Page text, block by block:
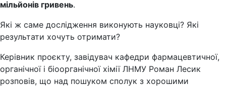
мільйонів гривень.
Які ж саме дослідження виконують науковці? Які
результати хочуть отримати?
Керівник проєкту, завідувач кафедри фармацевтичної,
органічної і біоорганічної хімії ЛНМУ Роман Лесик
розповів, що над пошуком сполук з хорошими